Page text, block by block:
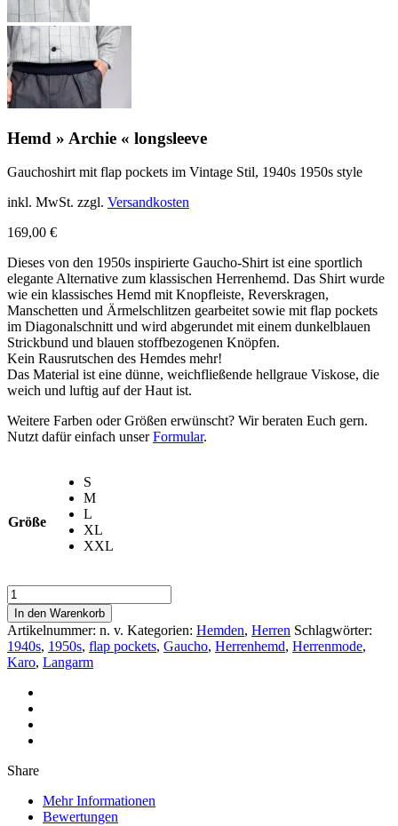
Hemd » Archie « longsleeve
Gauchoshirt mit flap pockets im Vintage Stil, 1940s 1950s style
inkl. MwSt. zzgl. Versandkosten
169,00 €
Dieses von den 1950s inspirierte Gaucho-Shirt ist eine sportlich
elegante Alternative zum klassischen Herrenhemd. Das Shirt wurde
wie ein klassisches Hemd mit Knopfleiste, Reverskragen,
Manschetten und Ärmelschlitzen gearbeitet sowie mit flap pockets
im Diagonalschnitt und wird abgerundet mit einem dunkelblauen
Strickbund und blauen stoffbezogenen Knöpfen.
Kein Rausrutschen des Hemdes mehr!
Das Material ist eine dünne, weichfließende hellgraue Viskose, die
weich und luftig auf der Haut ist.
Weitere Farben oder Größen erwünscht? Wir beraten Euch gern.
Nutzt dafür einfach unserFormular.
Größe
S
M
L
XL
XXL
Hemd
»
Archie
«
longsleeve
Menge
In den Warenkorb
Artikelnummer: n. v. Kategorien: Hemden, Herren Schlagwörter:
1940s, 1950s, flap pockets, Gaucho, Herrenhemd, Herrenmode,
Karo, Langarm
Share
Mehr Informationen
Bewertungen